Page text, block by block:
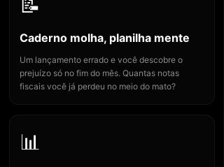
Caderno molha, planilha mente
Um lançamento errado e você descobre o
prejuízo só no fim do mês. Quantas notas
fiscais você já perdeu no meio do mato?
📊